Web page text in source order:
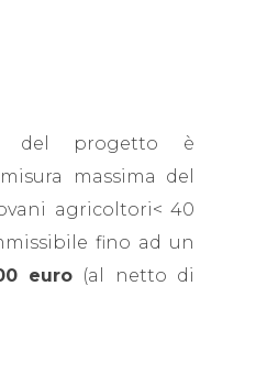
del progetto è
massima del
agricoltori< 40
fino ad un
euro (al netto di